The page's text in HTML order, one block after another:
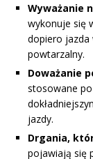
Wyważanie
wykonuje się
dopiero jazda
powtarzalny.
Doważanie
stosowane
jazdy.
Drgania,
pojawiają się